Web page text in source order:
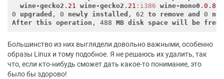
wine-gecko2 .21 wine-gecko2 .21 :i386 wine-mono0 .0 .8
0 upgraded , 0 newly installed , 62 to remove and 0 not
After this operation , 488 MB disk space will be freed
Большинство из них выглядели довольно важными, особенно
образы Linux и тому подобное. Я не решаюсь их удалить, так
что, если кто-нибудь сможет дать какое-то понимание, это
было бы здорово!